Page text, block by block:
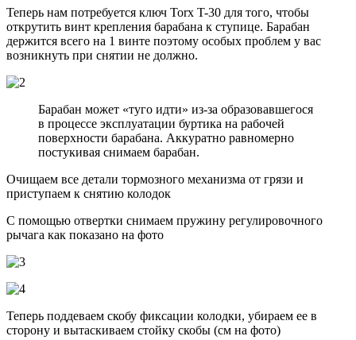
Теперь нам потребуется ключ Torx T-30 для того, чтобы
открутить винт крепления барабана к ступице. Барабан
держится всего на 1 винте поэтому особых проблем у вас
возникнуть при снятии не должно.
Барабан может «туго идти» из-за образовавшегося
в процессе эксплуатации буртика на рабочей
поверхности барабана. Аккуратно равномерно
постукивая снимаем барабан.
Очищаем все детали тормозного механизма от грязи и
приступаем к снятию колодок
С помощью отвертки снимаем пружину регулировочного
рычага как показано на фото
Теперь поддеваем скобу фиксации колодки, убираем ее в
сторону и вытаскиваем стойку скобы (см на фото)